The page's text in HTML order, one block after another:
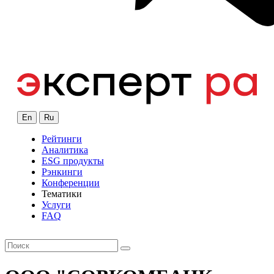
En Ru
Рейтинги
Аналитика
ESG продукты
Рэнкинги
Конференции
Тематики
Услуги
FAQ